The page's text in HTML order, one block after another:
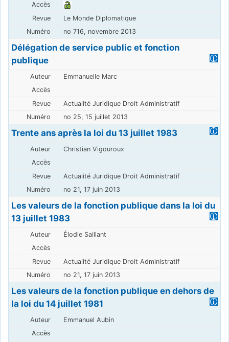
Le Monde Diplomatique
no 716, novembre 2013
Délégation de service public et fonction
publique
Emmanuelle Marc
Actualité Juridique Droit Administratif
no 25, 15 juillet 2013
Trente ans après la loi du 13 juillet 1983
Christian Vigouroux
Actualité Juridique Droit Administratif
no 21, 17 juin 2013
Les valeurs de la fonction publique dans la loi du
13 juillet 1983
Élodie Saillant
Actualité Juridique Droit Administratif
no 21, 17 juin 2013
Les valeurs de la fonction publique en dehors de
la loi du 14 juillet 1981
Emmanuel Aubin